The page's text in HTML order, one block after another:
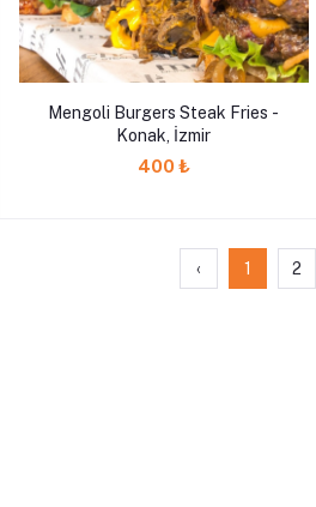
Mengoli Burgers Steak Fries -
Konak, İzmir
400 ₺
‹ 1 2